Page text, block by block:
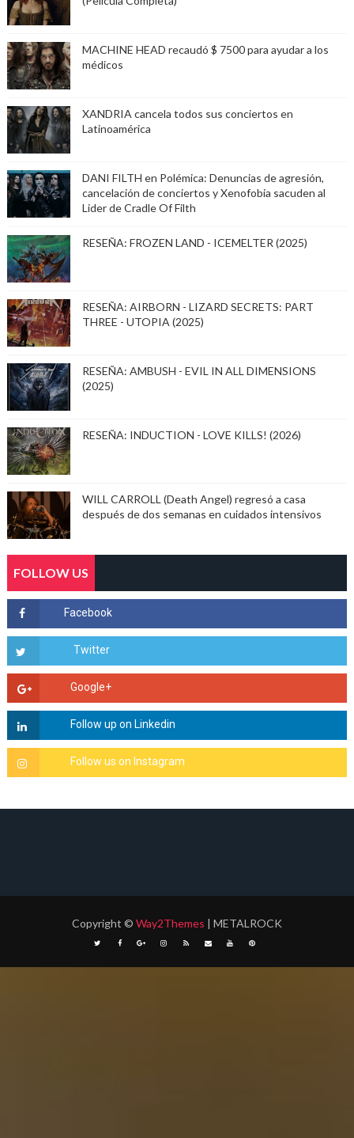
MACHINE HEAD recaudó $ 7500 para ayudar a los
médicos
XANDRIA cancela todos sus conciertos en
Latinoamérica
DANI FILTH en Polémica: Denuncias de agresión,
cancelación de conciertos y Xenofobia sacuden al
Lider de Cradle Of Filth
RESEÑA: FROZEN LAND - ICEMELTER (2025)
RESEÑA: AIRBORN - LIZARD SECRETS: PART
THREE - UTOPIA (2025)
RESEÑA: AMBUSH - EVIL IN ALL DIMENSIONS
(2025)
RESEÑA: INDUCTION - LOVE KILLS! (2026)
WILL CARROLL (Death Angel) regresó a casa
después de dos semanas en cuidados intensivos
FOLLOW US
Copyright © Way2Themes | METALROCK